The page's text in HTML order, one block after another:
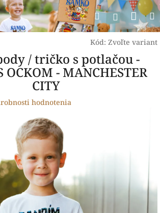
Hľadať
Kód: Zvoľte variant
/ tričko s potlačou -
OCKOM - MANCHESTER
CITY
hodnotenia